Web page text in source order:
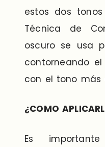
estos dos
Técnica de
oscuro se usa
contorneando
con el tono más
¿COMO
Es